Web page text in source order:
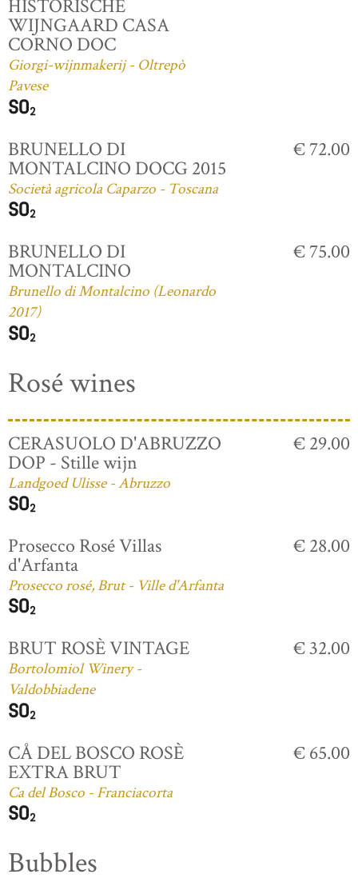
HISTORISCHE
WIJNGAARD CASA
CORNO DOC
Giorgi-wijnmakerij - Oltrepò
Pavese
BRUNELLO DI
MONTALCINO DOCG 2015
Società agricola Caparzo - Toscana
€ 72.00
BRUNELLO DI
MONTALCINO
Brunello di Montalcino (Leonardo
2017)
€ 75.00
Rosé wines
CERASUOLO D'ABRUZZO
DOP - Stille wijn
Landgoed Ulisse - Abruzzo
€ 29.00
Prosecco Rosé Villas
d'Arfanta
Prosecco rosé, Brut - Ville d'Arfanta
€ 28.00
BRUT ROSÈ VINTAGE
Bortolomiol Winery -
Valdobbiadene
€ 32.00
CÅ DEL BOSCO ROSÈ
EXTRA BRUT
Ca del Bosco - Franciacorta
€ 65.00
Bubbles